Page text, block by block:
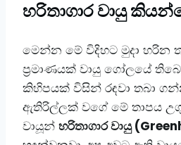
​හරිතාගාර වායු
​මෙන්න මේ විදිහට මුදා හරින
ප්‍රමාණයක් වායු ගෝලයේ
කිහිපයක් විසින් රඳවා තබා
ඇතිරිල්ලක් වගේ මේ තාපය
වායූන් හරිතාගාර වායු